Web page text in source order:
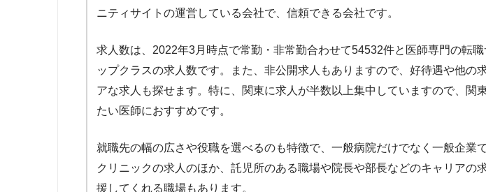
24 MC-ドクターズネット
ニティサイトの運営している会社で、信頼できる会社です。
求人数は、2022年3月時点で常勤・非常勤合わせて54532件と医師専門の転職
ップクラスの求人数です。また、非公開求人もありますので、好待遇や他の
アな求人も探せます。特に、関東に求人が半数以上集中していますので、関
たい医師におすすめです。
就職先の幅の広さや役職を選べるのも特徴で、一般病院だけでなく一般企業
クリニックの求人のほか、託児所のある職場や院長や部長などのキャリアの
援してくれる職場もあります。